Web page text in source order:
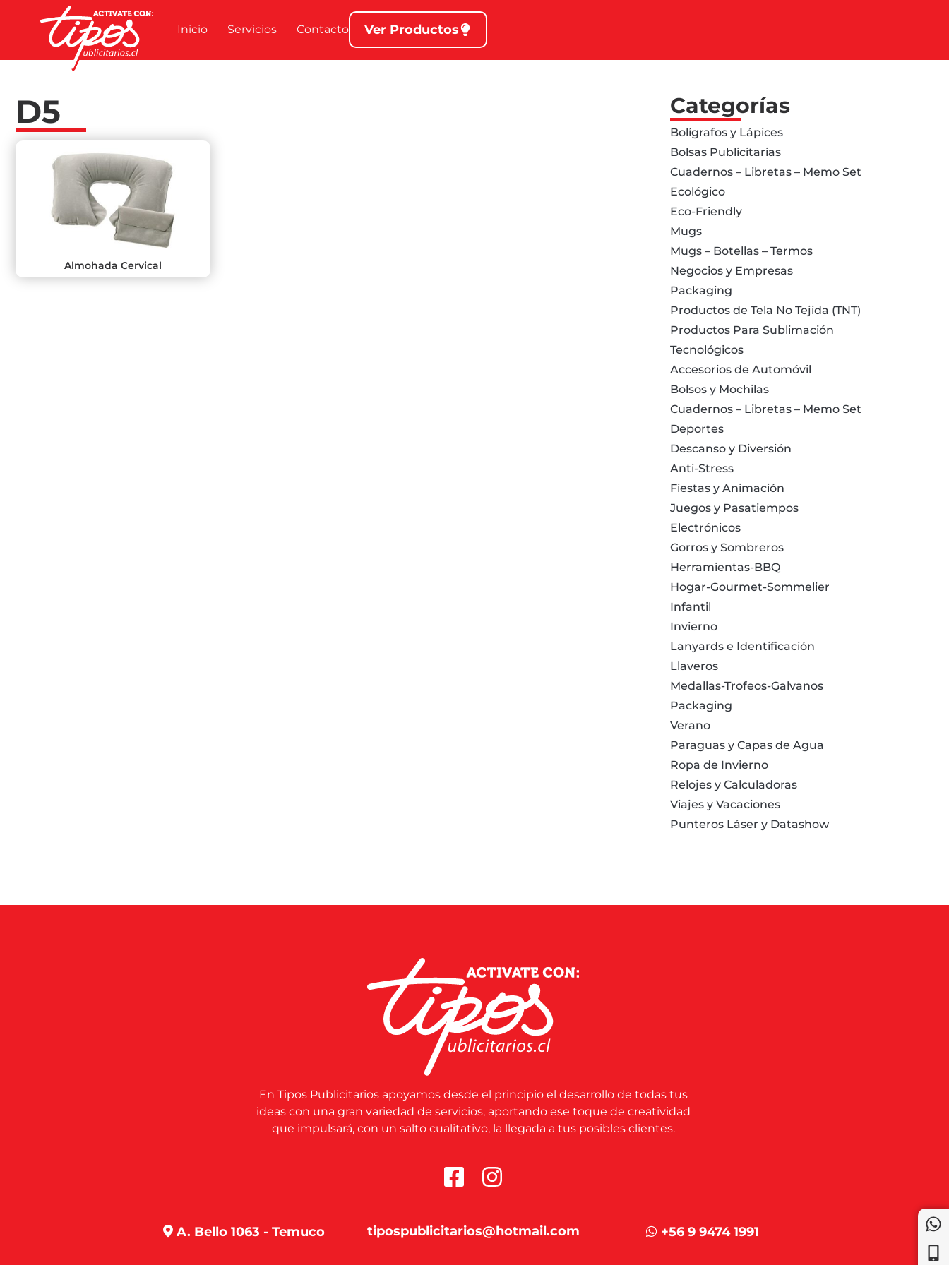
Inicio Servicios Contacto Ver Productos
D5
Almohada Cervical
Categorías
Bolígrafos y Lápices
Bolsas Publicitarias
Cuadernos – Libretas – Memo Set
Ecológico
Eco-Friendly
Mugs
Mugs – Botellas – Termos
Negocios y Empresas
Packaging
Productos de Tela No Tejida (TNT)
Productos Para Sublimación
Tecnológicos
Accesorios de Automóvil
Bolsos y Mochilas
Cuadernos – Libretas – Memo Set
Deportes
Descanso y Diversión
Anti-Stress
Fiestas y Animación
Juegos y Pasatiempos
Electrónicos
Gorros y Sombreros
Herramientas-BBQ
Hogar-Gourmet-Sommelier
Infantil
Invierno
Lanyards e Identificación
Llaveros
Medallas-Trofeos-Galvanos
Packaging
Verano
Paraguas y Capas de Agua
Ropa de Invierno
Relojes y Calculadoras
Viajes y Vacaciones
Punteros Láser y Datashow
En Tipos Publicitarios apoyamos desde el principio el desarrollo de todas tus
ideas con una gran variedad de servicios, aportando ese toque de creatividad
que impulsará, con un salto cualitativo, la llegada a tus posibles clientes.
A. Bello 1063 - Temuco tipospublicitarios@hotmail.com +56 9 9474 1991